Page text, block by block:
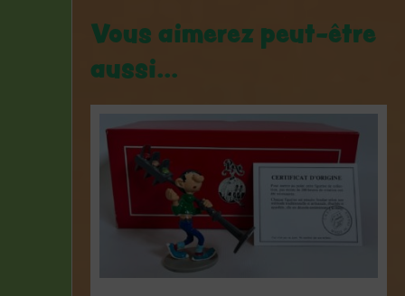
Vous aimerez peut-être
aussi…